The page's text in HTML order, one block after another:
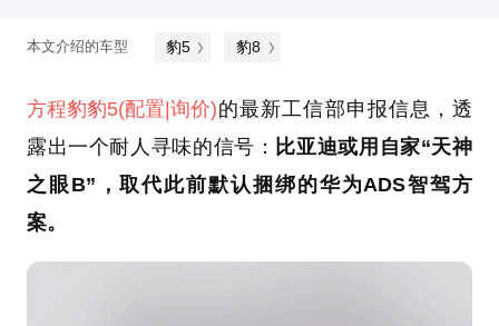
本文介绍的车型 豹5 豹8
方程豹豹5(配置|询价)的最新工信部申报信息，透
露出一个耐人寻味的信号： 比亚迪或用自家“天神
之眼B”，取代此前默认捆绑的华为ADS智驾方
案。